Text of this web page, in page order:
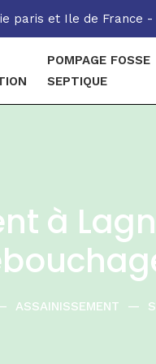
paris et Ile de France
POMPAGE FOSSE
SEPTIQUE
à
ASSAINISSEMENT —